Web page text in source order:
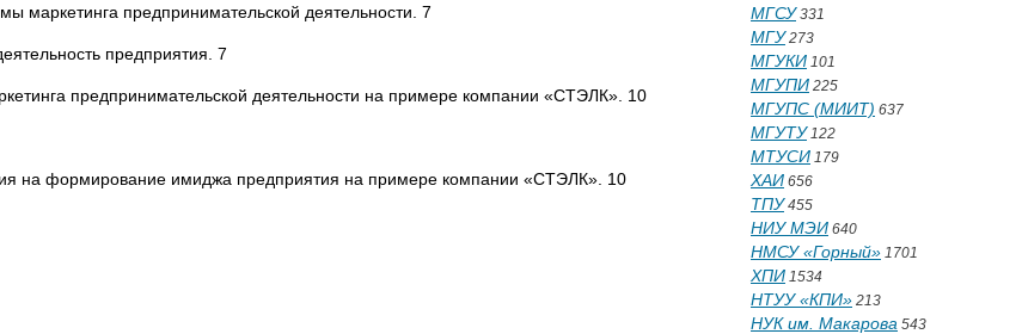
предпринимательской деятельности. 7
предприятия. 7
предпринимательской деятельности на примере компании «СТЭЛК». 10
на формирование имиджа предприятия на примере компании «СТЭЛК». 10
МГСУ331
МГУ273
МГУКИ 101
МГУПИ 225
МГУПС (МИИТ) 637
МГУТУ122
МТУСИ 179
ХАИ 656
ТПУ455
НИУ МЭИ 640
НМСУ «Горный» 1701
ХПИ 1534
НТУУ «КПИ» 213
НУК им. Макарова 543